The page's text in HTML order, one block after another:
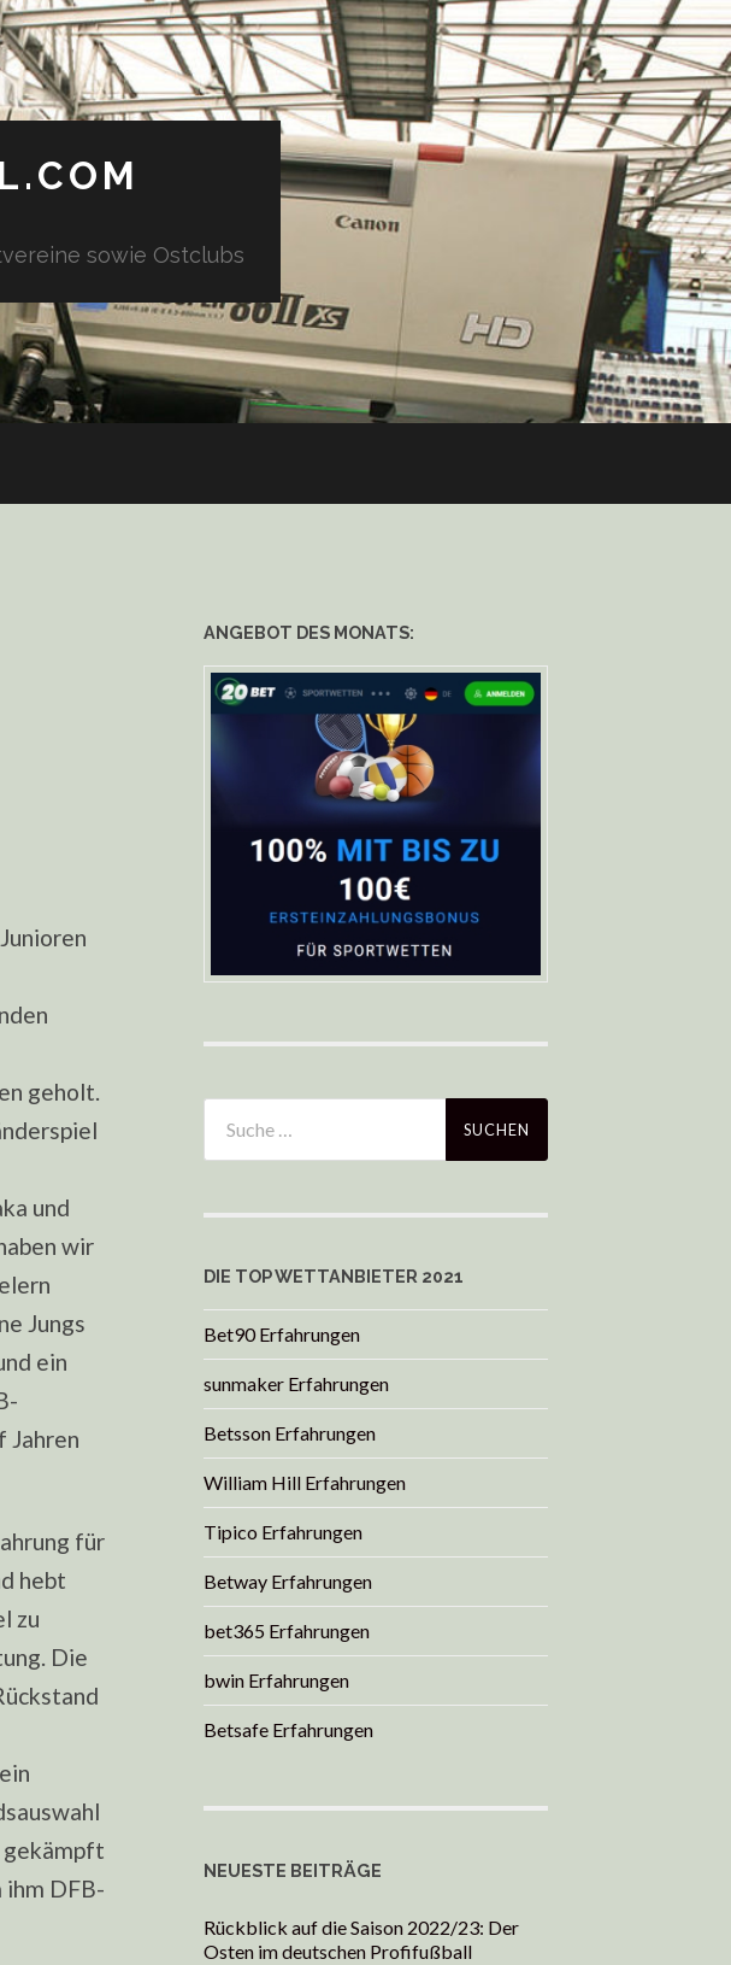
sowie Ostclubs
geholt.
und
wir
Jungs
ein
Jahren
für
hebt
zu
Die
gekämpft
ihm DFB-
ANGEBOT DES MONATS:
DIE TOP WETTANBIETER 2021
Bet90 Erfahrungen
sunmaker Erfahrungen
Betsson Erfahrungen
William Hill Erfahrungen
Tipico Erfahrungen
Betway Erfahrungen
bet365 Erfahrungen
bwin Erfahrungen
Betsafe Erfahrungen
NEUESTE BEITRÄGE
Rückblick auf die Saison 2022/23: Der
Osten im deutschen Profifußball